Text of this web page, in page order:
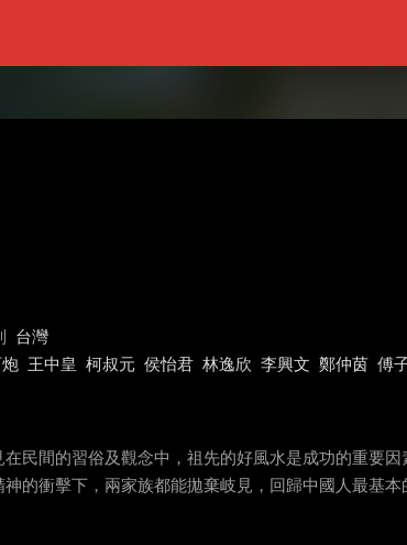
台灣
王中皇 柯叔元 侯怡君 林逸欣 李興文 鄭仲茵 傅
民間的習俗及觀念中，祖先的好風水是成功的重要
的衝擊下，兩家族都能拋棄岐見，回歸中國人最基